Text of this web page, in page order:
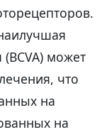
может
что
на
на